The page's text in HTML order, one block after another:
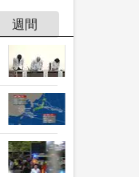
週間